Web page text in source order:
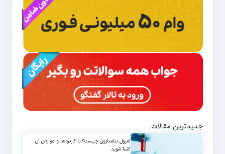
جدیدترین مقالات
آمپول بتامتازون چیست؟ با کاربردها و عوارض آن
آشنا شوید